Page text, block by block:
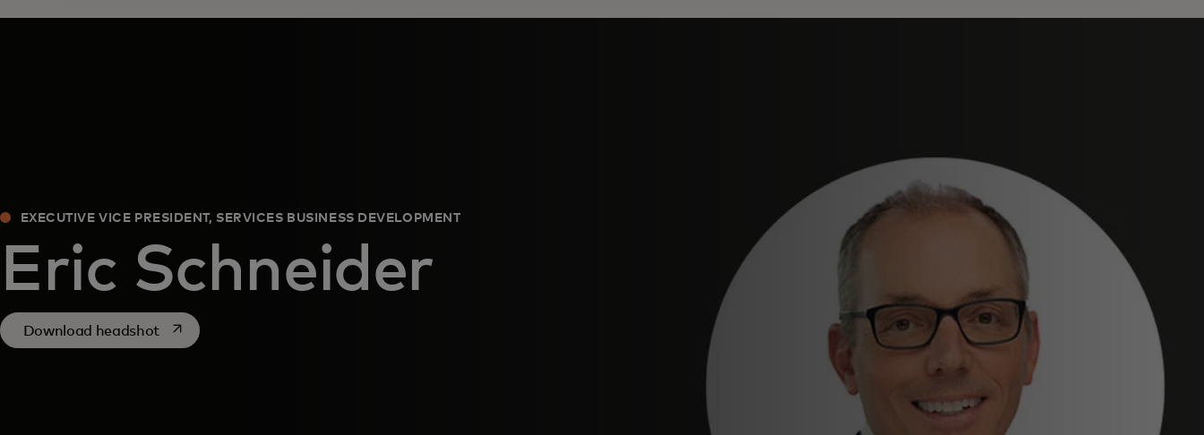
EXECUTIVE VICE PRESIDENT, SERVICES BUSINESS DEVELOPMENT
Eric Schneider
Download headshotopens in a new tab